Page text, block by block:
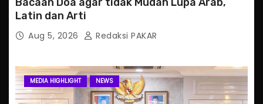
Latin dan Arti
Aug 5, 2026 Redaksi PAKAR
MEDIA HIGHLIGHT NEWS